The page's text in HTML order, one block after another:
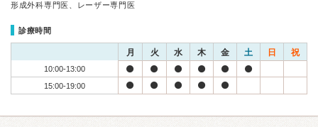
形成外科専門医、レーザー専門医
診療時間
月 火 水 木 金 土 日 祝
10:00-13:00
15:00-19:00